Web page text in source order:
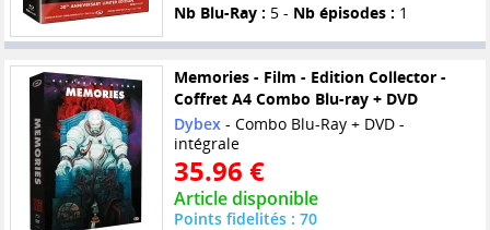
Nb Blu-Ray : 5 - Nb épisodes : 1
Memories - Film - Edition Collector -
Coffret A4 Combo Blu-ray + DVD
Dybex - Combo Blu-Ray + DVD -
intégrale
35.96 €
Article disponible
Points fidelités : 70